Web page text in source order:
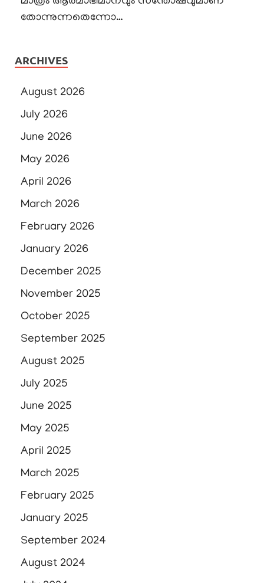
തോന്നുന്നതെന്നോ…
ARCHIVES
August 2026
July 2026
June 2026
May 2026
April 2026
March 2026
February 2026
January 2026
December 2025
November 2025
October 2025
September 2025
August 2025
July 2025
June 2025
May 2025
April 2025
March 2025
February 2025
January 2025
September 2024
August 2024